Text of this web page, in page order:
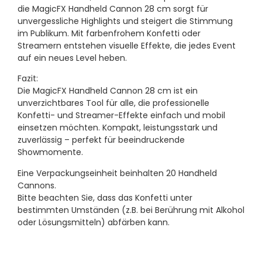
die MagicFX Handheld Cannon 28 cm sorgt für
unvergessliche Highlights und steigert die Stimmung
im Publikum. Mit farbenfrohem Konfetti oder
Streamern entstehen visuelle Effekte, die jedes Event
auf ein neues Level heben.
Fazit:
Die MagicFX Handheld Cannon 28 cm ist ein
unverzichtbares Tool für alle, die professionelle
Konfetti- und Streamer-Effekte einfach und mobil
einsetzen möchten. Kompakt, leistungsstark und
zuverlässig – perfekt für beeindruckende
Showmomente.
Eine Verpackungseinheit beinhalten 20 Handheld
Cannons.
Bitte beachten Sie, dass das Konfetti unter
bestimmten Umständen (z.B. bei Berührung mit Alkohol
oder Lösungsmitteln) abfärben kann.